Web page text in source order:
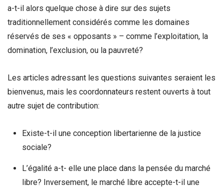
a-t-il alors quelque chose à dire sur des sujets
traditionnellement considérés comme les domaines
réservés de ses « opposants » – comme l’exploitation, la
domination, l’exclusion, ou la pauvreté?
Les articles adressant les questions suivantes seraient les
bienvenus, mais les coordonnateurs restent ouverts à tout
autre sujet de contribution:
Existe-t-il une conception libertarienne de la justice
sociale?
L’égalité a-t- elle une place dans la pensée du marché
libre? Inversement, le marché libre accepte-t-il une